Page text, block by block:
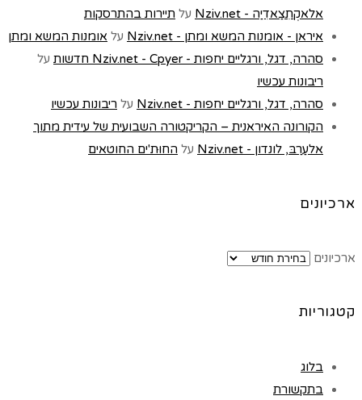
אלאקְתִצַאדִיַה - Nziv.net
על תיירות בהתרסקות
איראן - אומנות המשא ומתן - Nziv.net
על אומנות המשא ומתן
סהרה, דגל, ורגליים יחפות - Nziv.net - Cpyer חדשות
על
ריבונות עכשיו
סהרה, דגל, ורגליים יחפות - Nziv.net
על ריבונות עכשיו
הקורונה האיראנית – הקריקטורה השבועית של עידית מתוך
אלעַרַבּ, לונדון - Nziv.net
על החוּת'ים החוטאים
ארכיונים
ארכיונים
קטגוריות
בלוג
בתקשורת